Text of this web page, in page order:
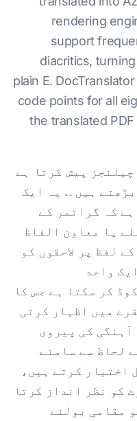
rendering
support
diacritics,
plain E.
code points for all
the translated
پیش کرتا ہے
ہیں۔. یہ ایک
کہ گرائمر کے
یا معاون الفاظ
لفظ پر لاحقوں کو
واحد
کر سکتا ہے جس کا
میں اظہار کرتی
آہنگی کی پیروی
لحاظ سے سامنے
اختیار کرتے ہیں،
کو نظر انداز کرتا
مقامی بولنے